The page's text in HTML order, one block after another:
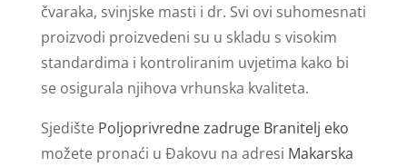
čvaraka, svinjske masti i dr. Svi ovi suhomesnati
proizvodi proizvedeni su u skladu s visokim
standardima i kontroliranim uvjetima kako bi
se osigurala njihova vrhunska kvaliteta.
Sjedište Poljoprivredne zadruge Branitelj eko
možete pronaći u Đakovu na adresi Makarska